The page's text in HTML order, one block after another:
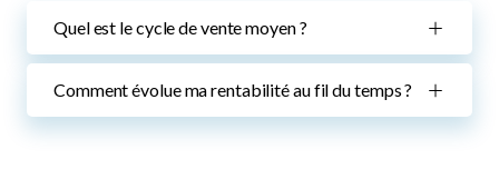
Quel est le cycle de vente moyen ?
Comment évolue ma rentabilité au fil du temps ?